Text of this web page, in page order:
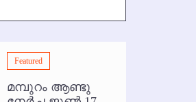
Featured
മമ്പുറം ആണ്ടു